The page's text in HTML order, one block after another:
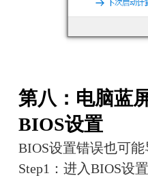
第八：电脑蓝
BIOS设置
BIOS设置错误也可能
Step1：进入BIOS设